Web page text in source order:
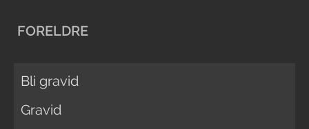
FORELDRE
Bli gravid
Gravid